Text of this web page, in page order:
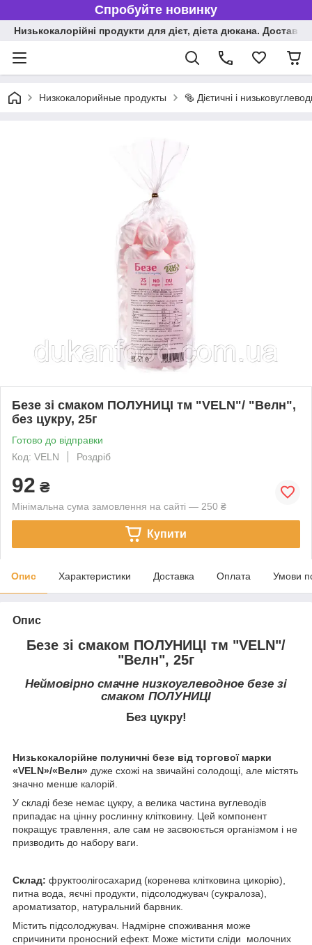
Спробуйте новинку
Низькокалорійні продукти для дієт, дієта дюкана. Доставка
Низкокалорийные продукты 🥯 Дієтичні і
Безе зі смаком ПОЛУНИЦІ тм "VELN"/ "Велн",
без цукру, 25г
Готово до відправки
Код: VELN
Роздріб
92 ₴
Мінімальна сума замовлення на сайті — 250 ₴
Купити
Опис Характеристики Доставка Оплата Умови
Опис
Безе зі смаком ПОЛУНИЦІ тм "VELN"/
"Велн", 25г
Неймовірно смачне низкоуглеводное безе зі
смаком ПОЛУНИЦІ
Без цукру!
Низькокалорійне полуничні безе від торгової марки
«VELN»/«Велн» дуже схожі на звичайні солодощі, але містять
значно менше калорій.
У складі безе немає цукру, а велика частина вуглеводів
припадає на цінну рослинну клітковину. Цей компонент
покращує травлення, але сам не засвоюється організмом і не
призводить до набору ваги.
Склад: фруктоолігосахарид (коренева клітковина цикорію),
питна вода, яєчні продукти, підсолоджувач (сукралоза),
ароматизатор, натуральний барвник.
Містить підсолоджувач. Надмірне споживання може
спричинити проносний ефект. Може містити сліди молочних